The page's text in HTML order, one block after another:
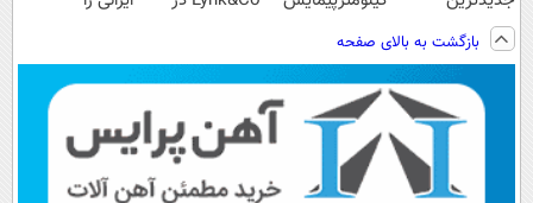
فناوری اروپا،
سبک و مقاوم |
پرداخت قسطی
بازگشت به بالای صفحه